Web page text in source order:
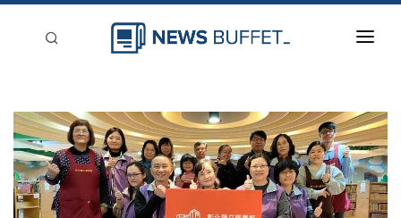
新聞稿分類
登入
刊登